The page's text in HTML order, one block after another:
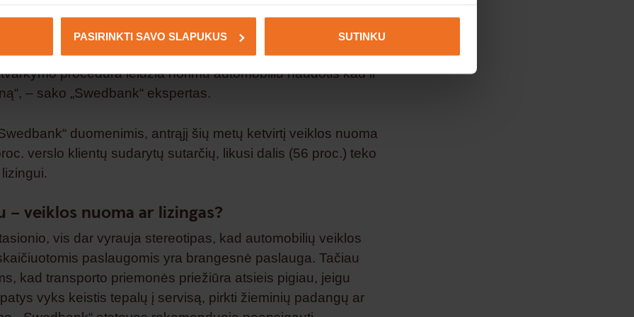
PASIRINKTI SAVO SLAPUKUS SUTINKU
sumos, užtenka sumokėti avansą, siekiantį nuo 10 proc. turto
leidžia savo lėšas naudoti apyvartiniam kapitalui. Be to,
pats automobilis tarnauja kaip užstatas, ir nesudėtinga
procedūra leidžia norimu automobiliu naudotis kad ir
– sako „Swedbank“ ekspertas.
duomenimis, antrąjį šių metų ketvirtį veiklos nuoma
verslo klientų sudarytų sutarčių, likusi dalis (56 proc.) teko
– veiklos nuoma ar lizingas?
vis dar vyrauja stereotipas, kad automobilių veiklos
paslaugomis yra brangesnė paslauga. Tačiau
kad transporto priemonės priežiūra atsieis pigiau, jeigu
vyks keistis tepalų į servisą, pirkti žieminių padangų ar